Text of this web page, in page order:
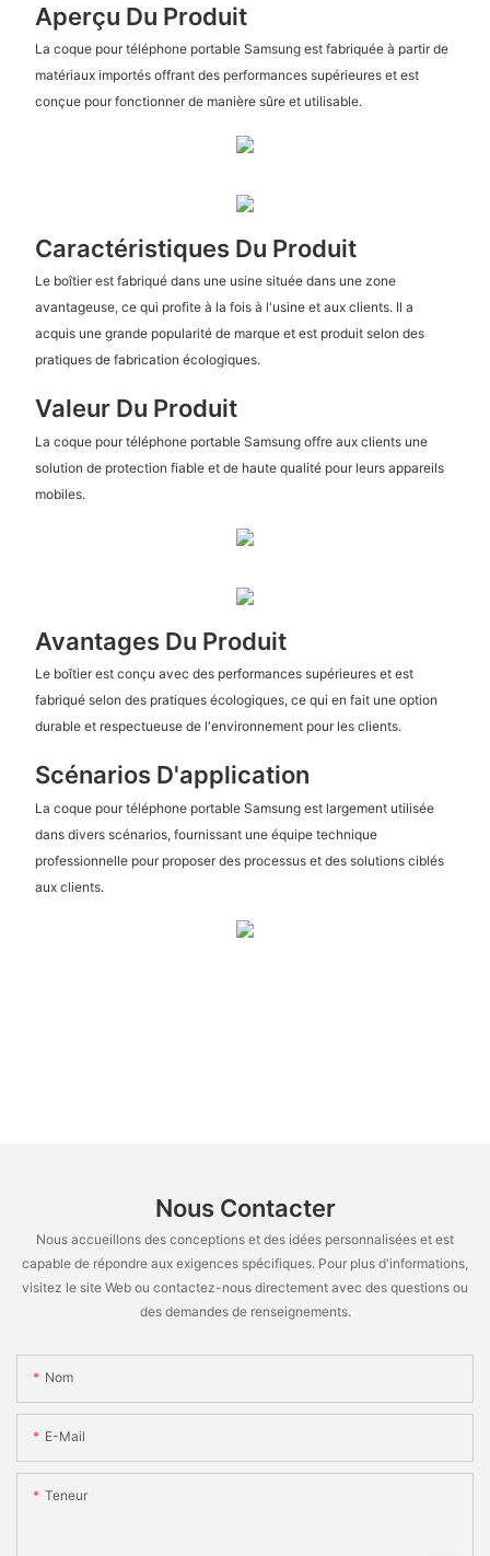
Aperçu Du Produit
La coque pour téléphone portable Samsung est fabriquée à partir de
matériaux importés offrant des performances supérieures et est
conçue pour fonctionner de manière sûre et utilisable.
Caractéristiques Du Produit
Le boîtier est fabriqué dans une usine située dans une zone
avantageuse, ce qui profite à la fois à l'usine et aux clients. Il a
acquis une grande popularité de marque et est produit selon des
pratiques de fabrication écologiques.
Valeur Du Produit
La coque pour téléphone portable Samsung offre aux clients une
solution de protection fiable et de haute qualité pour leurs appareils
mobiles.
Avantages Du Produit
Le boîtier est conçu avec des performances supérieures et est
fabriqué selon des pratiques écologiques, ce qui en fait une option
durable et respectueuse de l'environnement pour les clients.
Scénarios D'application
La coque pour téléphone portable Samsung est largement utilisée
dans divers scénarios, fournissant une équipe technique
professionnelle pour proposer des processus et des solutions ciblés
aux clients.
Nous Contacter
Nous accueillons des conceptions et des idées personnalisées et est
capable de répondre aux exigences spécifiques. Pour plus d'informations,
visitez le site Web ou contactez-nous directement avec des questions ou
des demandes de renseignements.
Nom
E-Mail
Teneur